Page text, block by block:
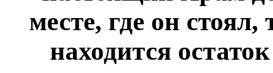
месте, где он
находится